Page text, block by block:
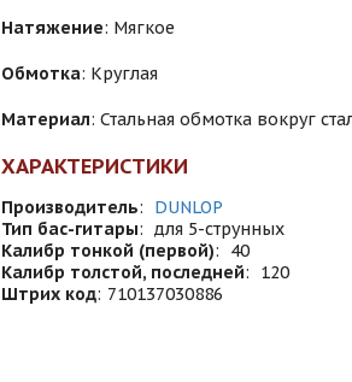
Натяжение: Мягкое
Обмотка: Круглая
Материал: Стальная обмотка вокруг
ХАРАКТЕРИСТИКИ
Производитель:
DUNLOP
Тип бас-гитары: для 5-струнных
Калибр тонкой (первой):
40
Калибр толстой, последней:
120
Штрих код: 710137030886